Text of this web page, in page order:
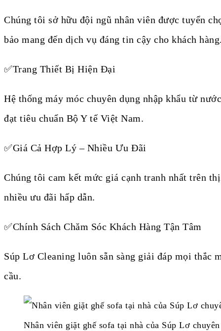
Chúng tôi sở hữu đội ngũ nhân viên được tuyển
bảo mang đến dịch vụ đáng tin cậy cho khách
✅Trang Thiết Bị Hiện Đại
Hệ thống máy móc chuyên dụng nhập khẩu từ
đạt tiêu chuẩn Bộ Y tế Việt Nam.
✅Giá Cả Hợp Lý – Nhiều Ưu Đãi
Chúng tôi cam kết mức giá cạnh tranh nhất trên
nhiều ưu đãi hấp dẫn.
✅Chính Sách Chăm Sóc Khách Hàng Tận Tâm
Súp Lơ Cleaning luôn sẵn sàng giải đáp mọi thắc
cầu.
Nhân viên giặt ghế sofa tại nhà của Súp Lơ